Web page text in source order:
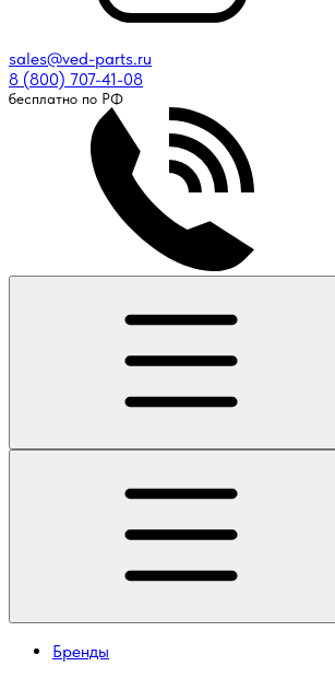
sales@ved-parts.ru
8 (800) 707-41-08
бесплатно по РФ
Бренды